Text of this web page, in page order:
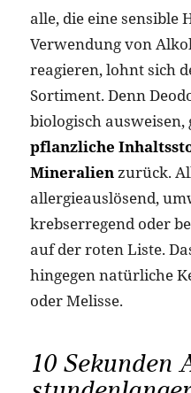
alle, die eine sensible
Verwendung von
reagieren, lohnt sich
Sortiment. Denn
biologisch
pflanzliche
Mineralienzurück.
allergieauslösend,
krebserregend oder
auf der roten Liste.
hingegen natürliche
oder Melisse.
10 Sekunden